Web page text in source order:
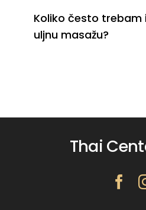
Koliko često trebam
uljnu masažu?
Thai